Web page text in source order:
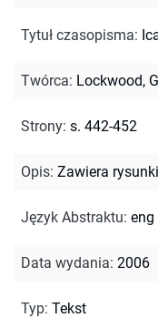
Tytuł czasopisma:
Twórca: Lockwood,
Strony: s. 442-452
Opis: Zawiera
Język Abstraktu: eng
Data wydania: 2006
Typ: Tekst